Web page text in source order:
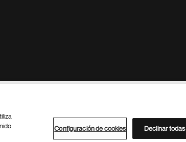
Site Search
Configuración de cookies Declinar todas